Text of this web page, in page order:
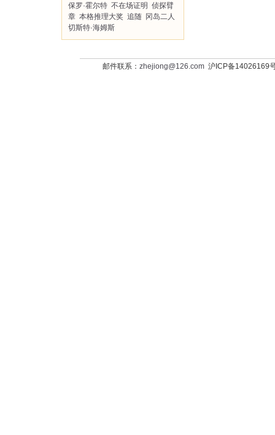
保罗·霍尔特 不在场证明 侦探臂
章 本格推理大奖 追随 冈岛二人
切斯特·海姆斯
邮件联系： zhejiong@126.com沪ICP备14026169